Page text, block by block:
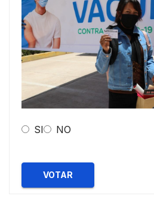
SI NO
VOTAR